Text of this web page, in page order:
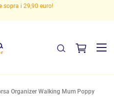
sopra i 29,90 euro!
Organizer Walking Mum Poppy